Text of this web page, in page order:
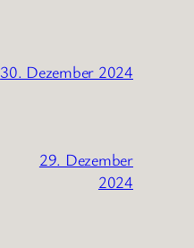
30. Dezember 2024
29. Dezember
2024